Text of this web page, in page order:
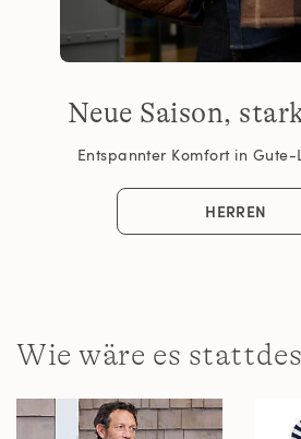
Neue Saison,
Entspannter Komfort in Gute-
HERREN
Wie wäre es